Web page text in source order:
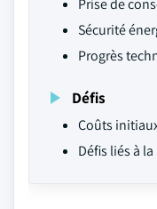
Prise de
Sécurité
Progrès
Défis
Coûts
Défis liés à